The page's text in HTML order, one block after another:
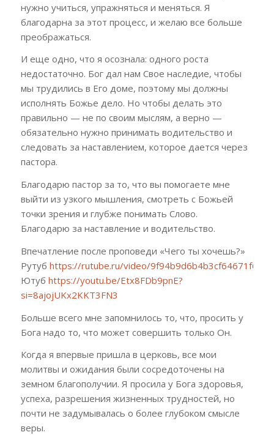
нужно учиться, упражняться и меняться. Я
благодарна за этот процесс, и желаю все больше
преображаться.
И еще одно, что я осознала: одного роста
недостаточно. Бог дал нам Свое наследие, чтобы
мы трудились в Его доме, поэтому мы должны
исполнять Божье дело. Но чтобы делать это
правильно — не по своим мыслям, а верно —
обязательно нужно принимать водительство и
следовать за наставлением, которое дается через
пастора.
Благодарю пастор за то, что вы помогаете мне
выйти из узкого мышления, смотреть с Божьей
точки зрения и глубже понимать Слово.
Благодарю за наставление и водительство.
Впечатление после проповеди «Чего ты хочешь?»
Рутуб https://rutube.ru/video/
Ютуб https://youtu.be/Etx8FDb9pnE?
si=8ajojUKx2KKT3FN3
Больше всего мне запомнилось то, что, просить у
Бога надо то, что может совершить только Он.
Когда я впервые пришла в церковь, все мои
молитвы и ожидания были сосредоточены на
земном благополучии. Я просила у Бога здоровья,
успеха, разрешения жизненных трудностей, но
почти не задумывалась о более глубоком смысле
веры.